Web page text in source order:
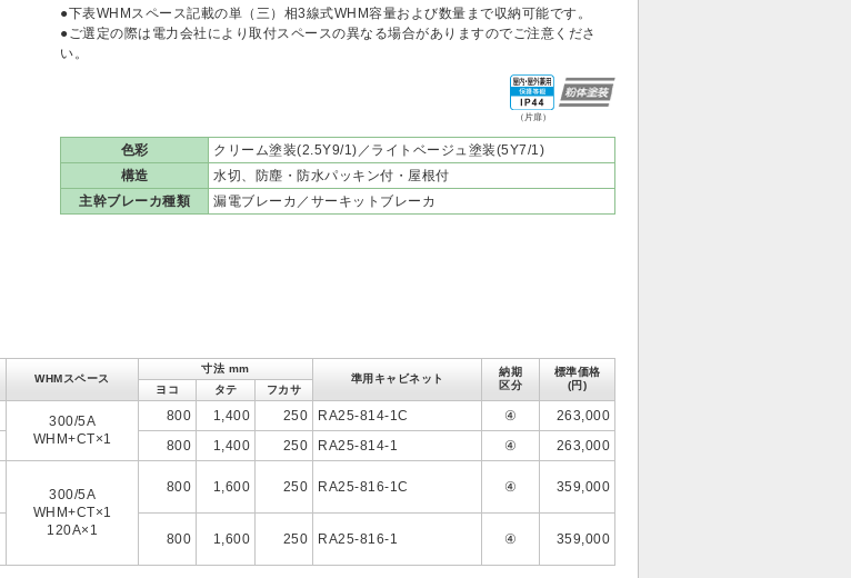
●下表WHMスペース記載の単（三）相3線式WHM容量および数量まで収納可能です。
●ご選定の際は電力会社により取付スペースの異なる場合がありますのでご注意くださ
い。
（片扉）
色彩
クリーム塗装(2.5Y9/1)／ライトベージュ塗装(5Y7/1)
構造
水切、防塵・防水パッキン付・屋根付
主幹ブレーカ種類
漏電ブレーカ／サーキットブレーカ
WHMスペース
寸法 mm
準用キャビネット
納期
区分
標準価格
(円)
ヨコ タテ フカサ
300/5A
WHM+CT×1
800 1,400 250 RA25-814-1C ④
263,000
800 1,400 250 RA25-814-1 ④ 263,000
300/5A
WHM+CT×1
120A×1
800 1,600 250 RA25-816-1C ④ 359,000
800 1,600 250 RA25-816-1 ④ 359,000